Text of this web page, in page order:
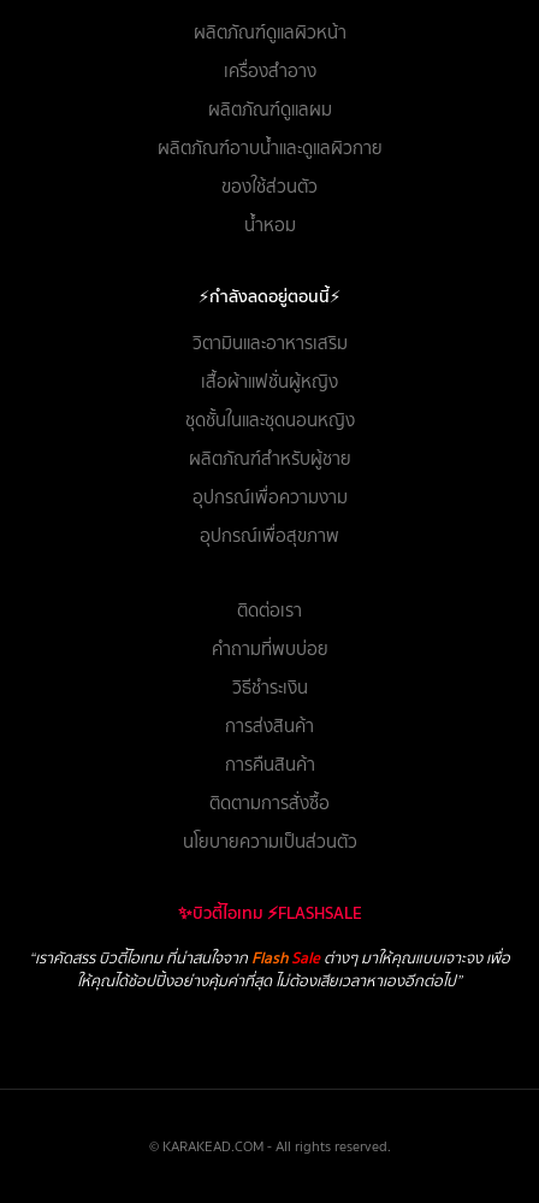
ผลิตภัณฑ์ดูแลผิวหน้า
เครื่องสำอาง
ผลิตภัณฑ์ดูแลผม
ผลิตภัณฑ์อาบน้ำและดูแลผิวกาย
ของใช้ส่วนตัว
น้ำหอม
⚡กำลังลดอยู่ตอนนี้⚡
วิตามินและอาหารเสริม
เสื้อผ้าแฟชั่นผู้หญิง
ชุดชั้นในและชุดนอนหญิง
ผลิตภัณฑ์สำหรับผู้ชาย
อุปกรณ์เพื่อความงาม
อุปกรณ์เพื่อสุขภาพ
ติดต่อเรา
คำถามที่พบบ่อย
วิธีชำระเงิน
การส่งสินค้า
การคืนสินค้า
ติดตามการสั่งซื้อ
นโยบายความเป็นส่วนตัว
✨บิวตี้ไอเทม ⚡FLASHSALE
“เราคัดสรร บิวตี้ไอเทม ที่น่าสนใจจาก FlashSaleต่างๆ มาให้คุณแบบเจาะจง เพื่อ
ให้คุณได้ช้อปปิ้งอย่างคุ้มค่าที่สุด ไม่ต้องเสียเวลาหาเองอีกต่อไป”
© KARAKEAD.COM - All rights reserved.